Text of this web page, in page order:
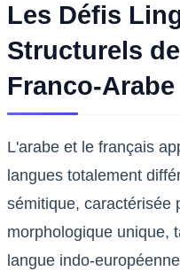
Les Défis
Structurels
Franco-Arabe
L'arabe et le français
langues totalement
sémitique, caractérisée
morphologique unique,
langue indo-